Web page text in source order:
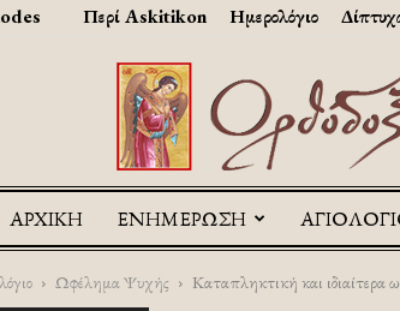
Περί Askitikon Ημερολόγιο
ΑΡΧΙΚΉ ΕΝΗΜΕΡΩΣΗ
Ωφέλημα Ψυχής Καταπληκτική και ιδιαίτερα